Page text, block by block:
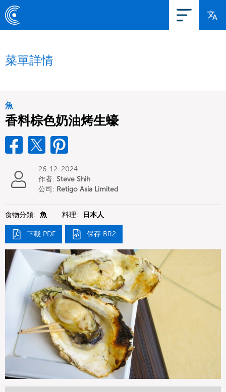
菜單詳情
魚
香料棕色奶油烤生蠔
26. 12. 2024
作者: Steve Shih
公司: Retigo Asia Limited
食物分類: 魚 料理: 日本人
下載 PDF 保存 BR2